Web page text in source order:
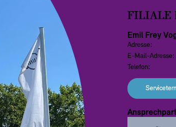
FILIALE
Emil Frey
Adresse:
E-Mail-Adresse:
Telefon: